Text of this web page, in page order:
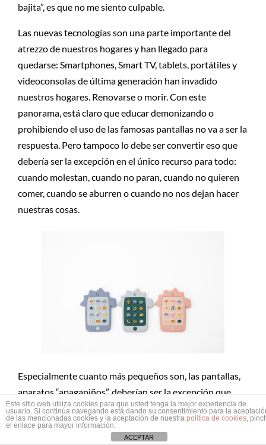
bajita”, es que no me siento culpable.
Las nuevas tecnologías son una parte importante del
atrezzo de nuestros hogares y han llegado para
quedarse: Smartphones, Smart TV, tablets, portátiles y
videoconsolas de última generación han invadido
nuestros hogares. Renovarse o morir. Con este
panorama, está claro que educar demonizando o
prohibiendo el uso de las famosas pantallas no va a ser la
respuesta. Pero tampoco lo debe ser convertir eso que
debería ser la excepción en el único recurso para todo:
cuando molestan, cuando no paran, cuando no quieren
comer, cuando se aburren o cuando no nos dejan hacer
nuestras cosas.
Especialmente cuanto más pequeños son, las pantallas,
aparatos “apaganiños”, deberían ser la excepción que
confirma la regla. Como ese irse a dormir más tarde o
comer más dulce de lo habitual en ocasiones especiales.
¿Se puede? Con coherencia y en su justa medida, claro.
Este sitio web utiliza cookies para que usted tenga la mejor experiencia de
usuario. Si continúa navegando está dando su consentimiento para la
de las mencionadas cookies y la aceptación de nuestra política de cookies,
el enlace para mayor información.
ACEPTAR